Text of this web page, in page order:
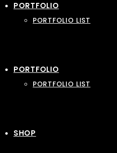
PORTFOLIO
PORTFOLIO LIST
PORTFOLIO
PORTFOLIO LIST
SHOP